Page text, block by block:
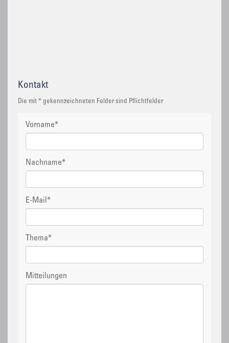
Kontakt
Die mit * gekennzeichneten Felder sind Pflichtfelder
Vorname*
Nachname*
E-Mail *
Thema*
Mitteilungen